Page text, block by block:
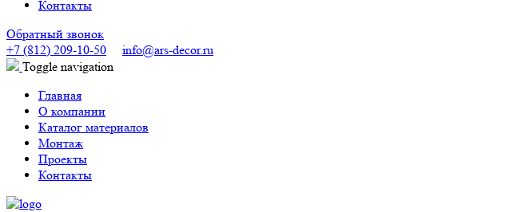
Контакты
Обратный звонок
+7 (812) 209-10-50
info@ars-decor.ru
Toggle navigation
Главная
О компании
Каталог материалов
Монтаж
Проекты
Контакты